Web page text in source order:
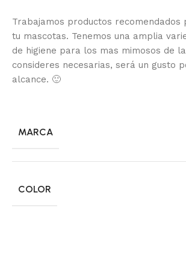
Trabajamos productos
tu mascotas. Tenemos una amplia
de higiene para los mas mimosos de
consideres necesarias, será un gusto
alcance. 🙂
MARCA
COLOR